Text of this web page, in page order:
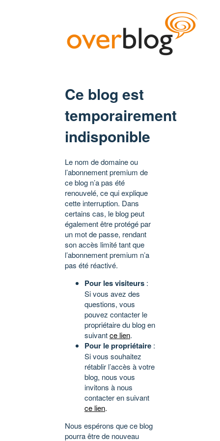
Ce blog est
temporairement
indisponible
Le nom de domaine ou
l’abonnement premium de
ce blog n’a pas été
renouvelé, ce qui explique
cette interruption. Dans
certains cas, le blog peut
également être protégé par
un mot de passe, rendant
son accès limité tant que
l’abonnement premium n’a
pas été réactivé.
Pour les visiteurs :
Si vous avez des
questions, vous
pouvez contacter le
propriétaire du blog en
suivantce lien.
Pour le propriétaire :
Si vous souhaitez
rétablir l’accès à votre
blog, nous vous
invitons à nous
contacter en suivant
ce lien.
Nous espérons que ce blog
pourra être de nouveau